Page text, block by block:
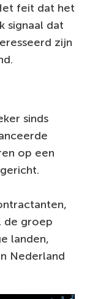
feit dat het
signaal dat
zijn
sinds
op een
de groep
landen,
Nederland